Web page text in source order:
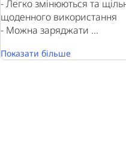
- Легко змінюються та
щоденного використання
- Можна заряджати ...
Показати більше